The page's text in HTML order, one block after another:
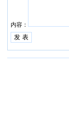
内容：